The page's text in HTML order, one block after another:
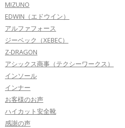
MIZUNO
EDWIN（エドウイン）
アルファフォース
ジーベック（XEBEC）
Z-DRAGON
アシックス商事（テクシーワークス）
インソール
インナー
お客様のお声
ハイカット安全靴
感謝の声